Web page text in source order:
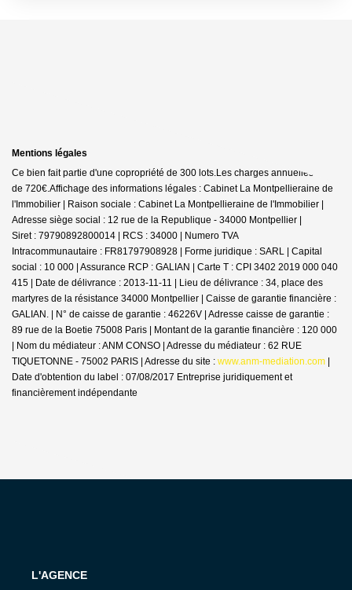
Mentions légales
Ce bien fait partie d'une copropriété de 300 lots.Les charges annuelles sont
de 720€.Affichage des informations légales : Cabinet La Montpellieraine de
l'Immobilier | Raison sociale : Cabinet La Montpellieraine de l'Immobilier |
Adresse siège social : 12 rue de la Republique - 34000 Montpellier |
Siret : 79790892800014 | RCS : 34000 | Numero TVA
Intracommunautaire : FR81797908928 | Forme juridique : SARL | Capital
social : 10 000 | Assurance RCP : GALIAN | Carte T : CPI 3402 2019 000 040
415 | Date de délivrance : 2013-11-11 | Lieu de délivrance : 34, place des
martyres de la résistance 34000 Montpellier | Caisse de garantie financière :
GALIAN. | N° de caisse de garantie : 46226V | Adresse caisse de garantie :
89 rue de la Boetie 75008 Paris | Montant de la garantie financière : 120 000
| Nom du médiateur : ANM CONSO | Adresse du médiateur : 62 RUE
TIQUETONNE - 75002 PARIS | Adresse du site : www.anm-mediation.com |
Date d'obtention du label : 07/08/2017 Entreprise juridiquement et
financièrement indépendante
L'AGENCE